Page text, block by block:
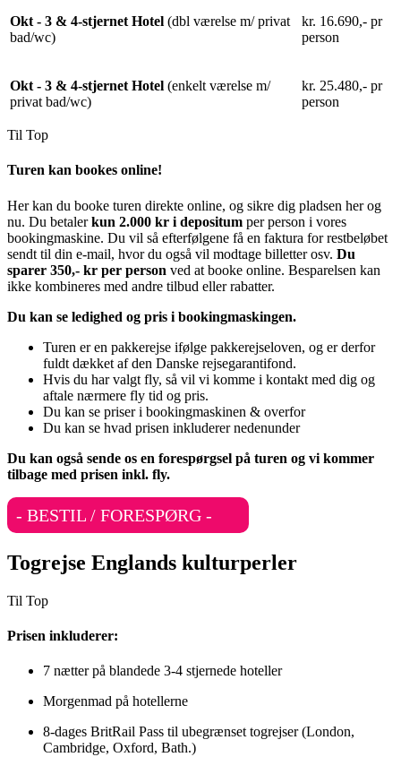
Okt - 3 & 4-stjernet Hotel (dbl værelse m/ privat
bad/wc)
kr. 16.690,- pr
person
Okt - 3 & 4-stjernet Hotel (enkelt værelse m/
privat bad/wc)
kr. 25.480,- pr
person
Til Top
Turen kan bookes online!
Her kan du booke turen direkte online, og sikre dig pladsen her og
nu. Du betalerkun 2.000 kr i depositum per person i vores
bookingmaskine. Du vil så efterfølgene få en faktura for restbeløbet
sendt til din e-mail, hvor du også vil modtage billetter osv. Du
sparer 350,- kr per person ved at booke online. Besparelsen kan
ikke kombineres med andre tilbud eller rabatter.
Du kan se ledighed og pris i bookingmaskingen.
Turen er en pakkerejse ifølge pakkerejseloven, og er derfor
fuldt dækket af den Danske rejsegarantifond.
Hvis du har valgt fly, så vil vi komme i kontakt med dig og
aftale nærmere fly tid og pris.
Du kan se priser i bookingmaskinen & overfor
Du kan se hvad prisen inkluderer nedenunder
Du kan også sende os en forespørgsel på turen og vi kommer
tilbage med prisen inkl. fly.
- BESTIL / FORESPØRG -
Togrejse Englands kulturperler
Til Top
Prisen inkluderer:
7 nætter på blandede 3-4 stjernede hoteller
Morgenmad på hotellerne
8-dages BritRail Pass til ubegrænset togrejser (London,
Cambridge, Oxford, Bath.)